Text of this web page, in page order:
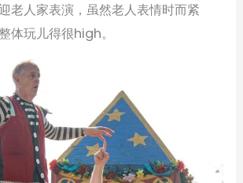
老人家表演，虽然老人表情时而紧
体玩儿得很high。